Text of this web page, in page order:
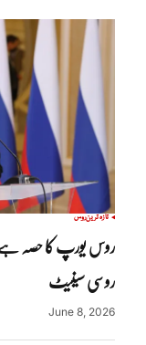
تازہ ترینروس
روس یورپ کا حصہ ہے،
روسی سینیٹ
June 8, 2026